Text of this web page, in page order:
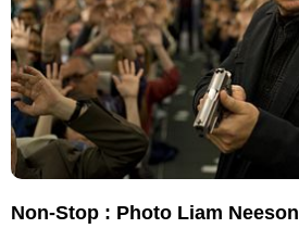
Non-Stop : Photo Liam Neeson